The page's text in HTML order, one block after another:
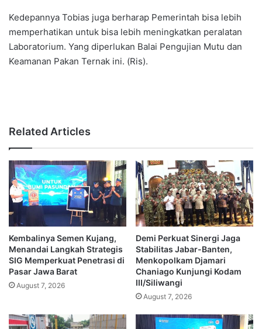
Kedepannya Tobias juga berharap Pemerintah bisa lebih
memperhatikan untuk bisa lebih meningkatkan peralatan
Laboratorium. Yang diperlukan Balai Pengujian Mutu dan
Keamanan Pakan Ternak ini. (Ris).
Related Articles
Kembalinya Semen Kujang,
Menandai Langkah Strategis
SIG Memperkuat Penetrasi di
Pasar Jawa Barat
August 7, 2026
Demi Perkuat Sinergi Jaga
Stabilitas Jabar-Banten,
Menkopolkam Djamari
Chaniago Kunjungi Kodam
III/Siliwangi
August 7, 2026